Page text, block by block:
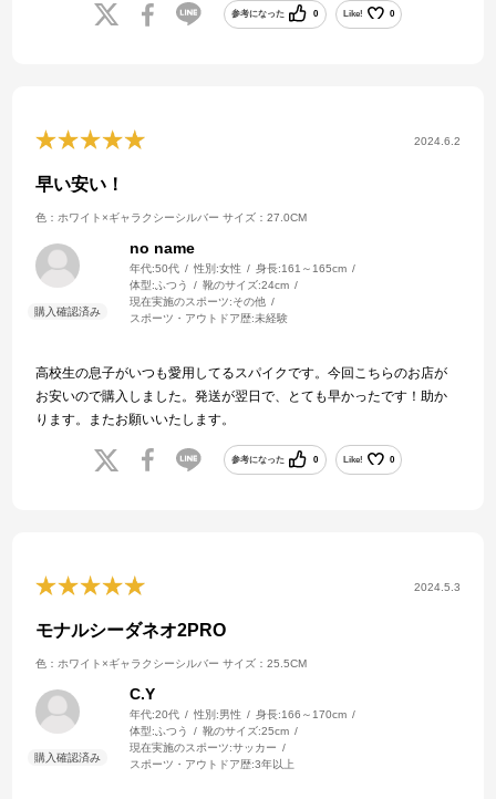
参考になった 0 Like! 0
2024.6.2
早い安い！
色：ホワイト×ギャラクシーシルバー サイズ：27.0CM
no name
年代:50代 性別:女性 身長:161～165cm
体型:ふつう 靴のサイズ:24cm
現在実施のスポーツ:その他
スポーツ・アウトドア歴:未経験
高校生の息子がいつも愛用してるスパイクです。今回こちらのお店が
お安いので購入しました。発送が翌日で、とても早かったです！助か
ります。またお願いいたします。
参考になった 0 Like! 0
2024.5.3
モナルシーダネオ2PRO
色：ホワイト×ギャラクシーシルバー サイズ：25.5CM
C.Y
年代:20代 性別:男性 身長:166～170cm
体型:ふつう 靴のサイズ:25cm
現在実施のスポーツ:サッカー
スポーツ・アウトドア歴:3年以上